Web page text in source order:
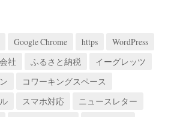
Google Chrome https
WordPress
社
ふるさと納税
イーグレッツ
コワーキングスペース
スマホ対応
ニュースレター